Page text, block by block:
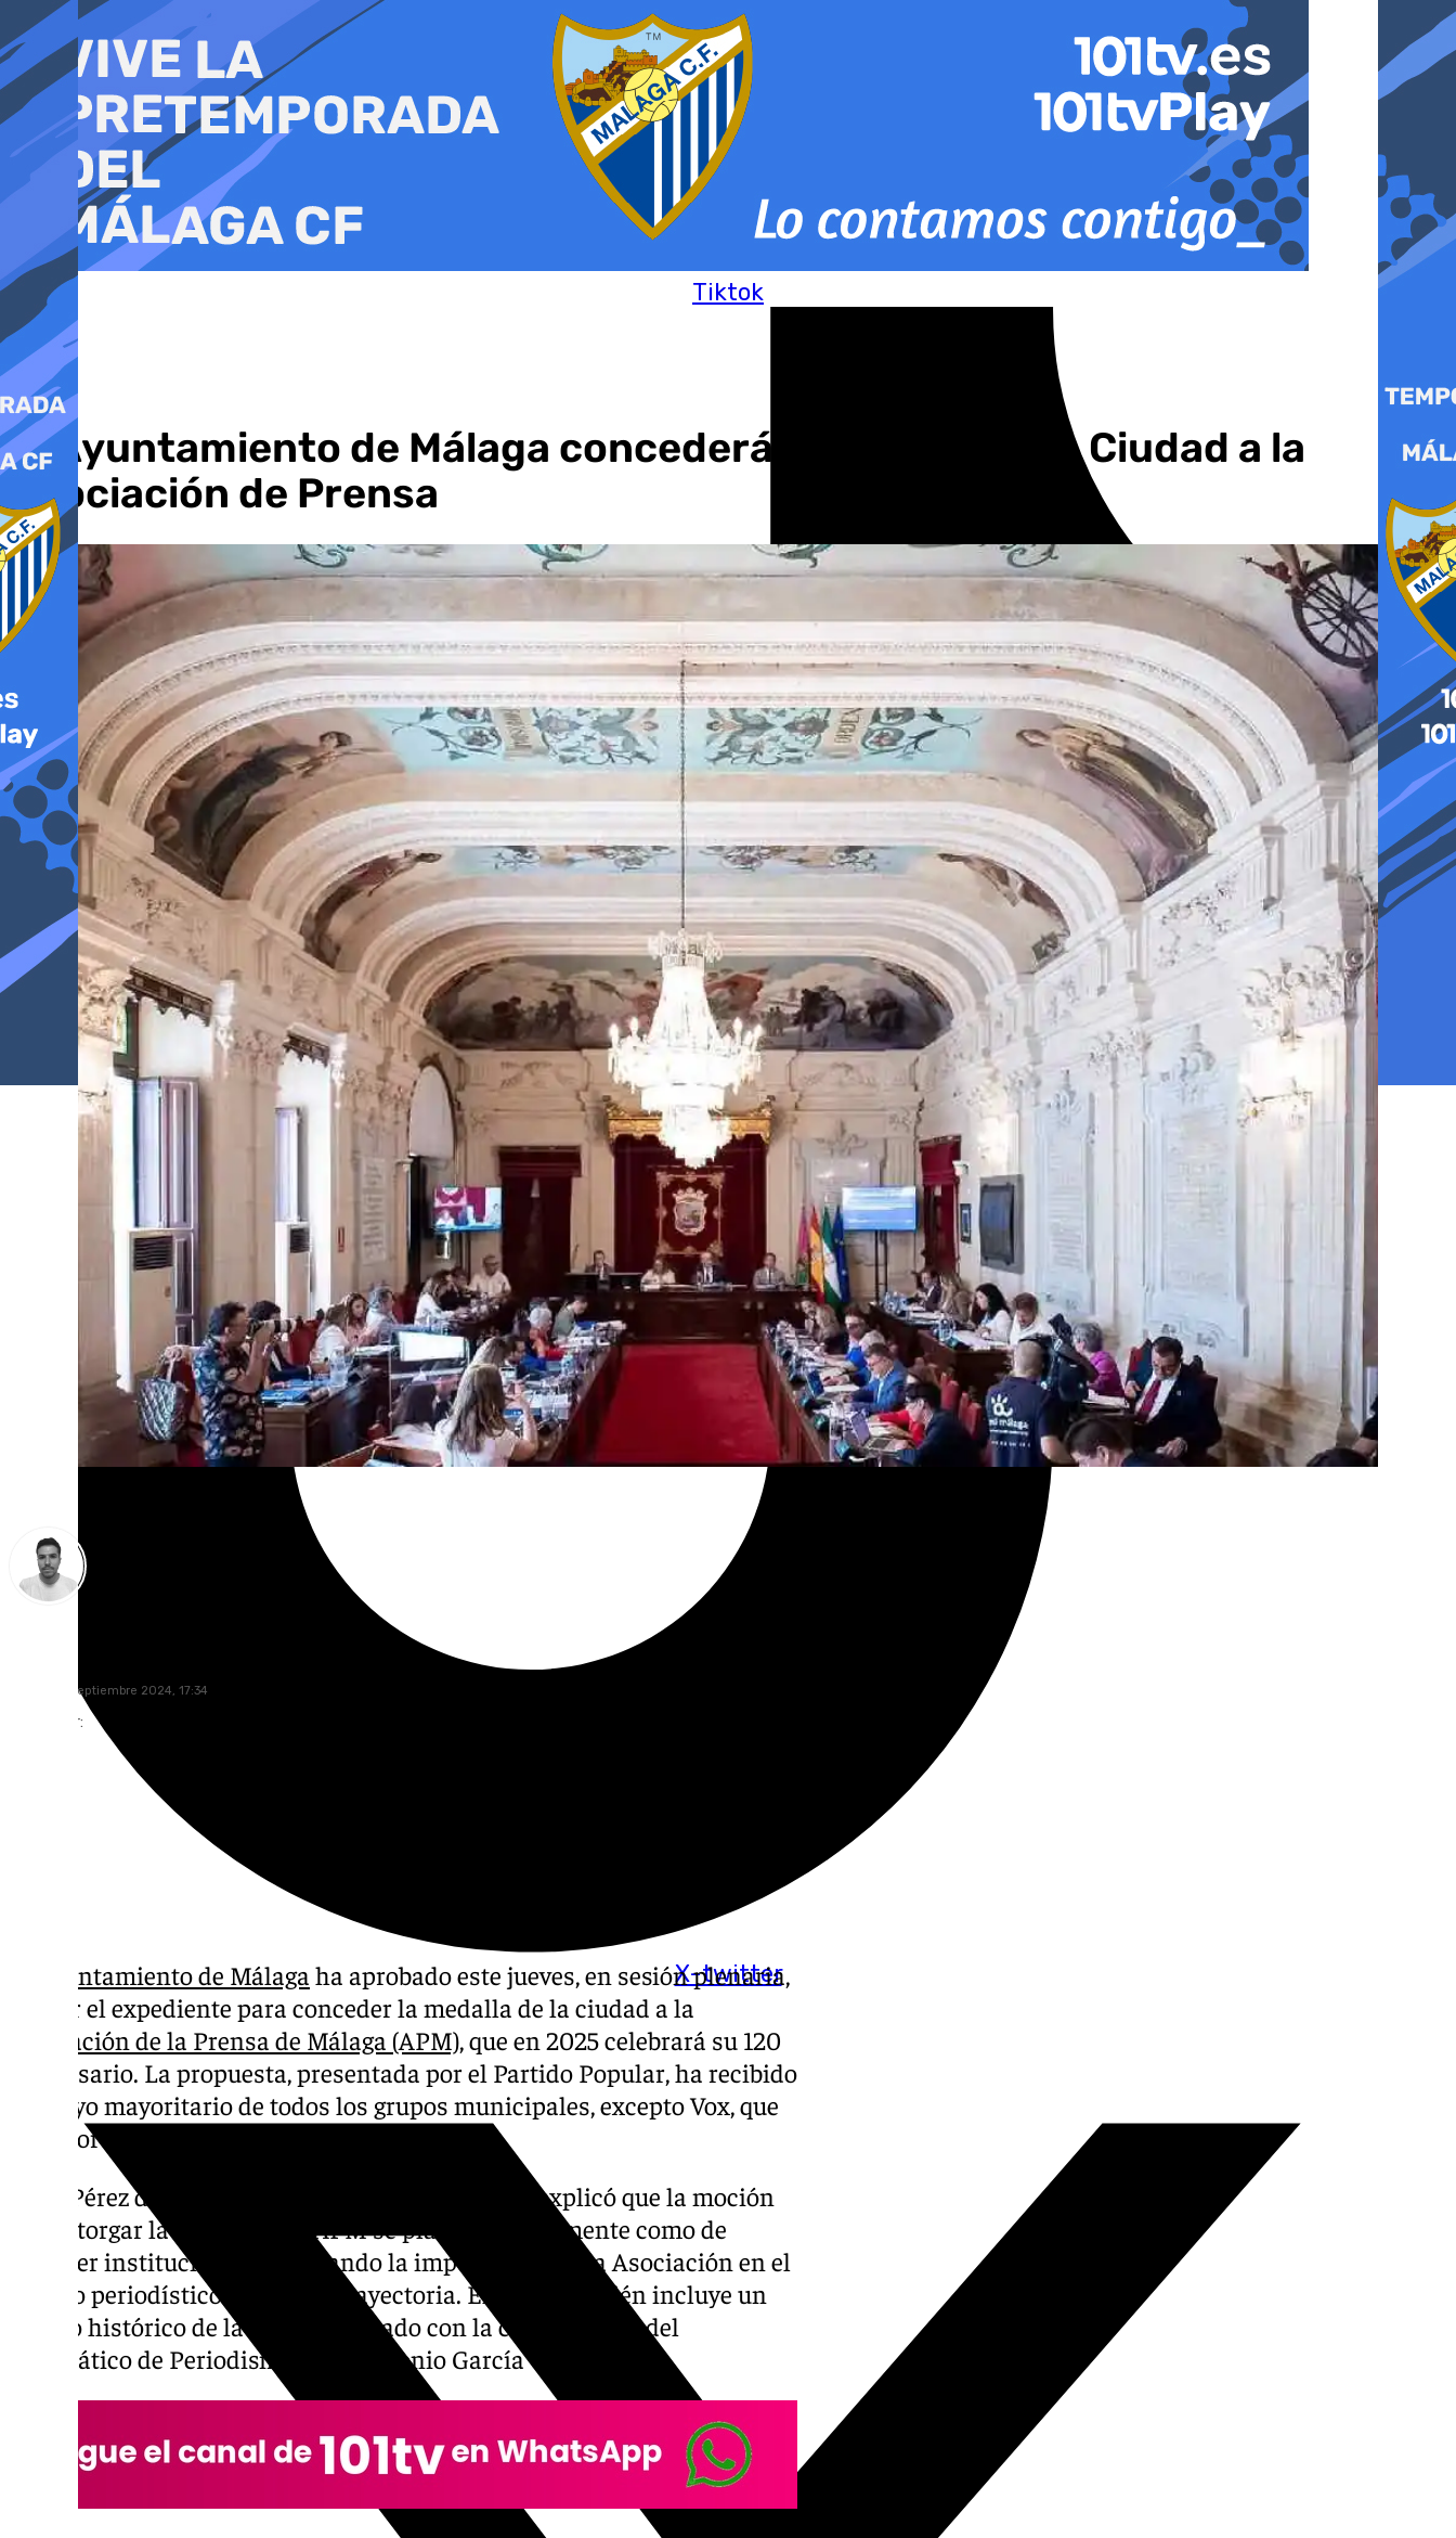
al
contenido
Tiktok
X-twitter
El Ayuntamiento de Málaga concederá la Medalla de la Ciudad a la
Asociación de Prensa
jueves, 26 septiembre 2024, 17:34
Compartir:
Ayuntamiento de Málaga ha aprobado este jueves, en sesión plenaria,
iniciar el expediente para conceder la medalla de la ciudad a la
Asociación de la Prensa de Málaga (APM), que en 2025 celebrará su 120
aniversario. La propuesta, presentada por el Partido Popular, ha recibido
el apoyo mayoritario de todos los grupos municipales, excepto Vox, que
optó por abstenerse.
Elisa Pérez de Siles, primera teniente de alcalde, explicó que la moción
para otorgar la medalla a la APM se planteó inicialmente como de
carácter institucional, destacando la importancia de la Asociación en el
ámbito periodístico y su larga trayectoria. El texto también incluye un
repaso histórico de la APM, elaborado con la colaboración del
catedrático de Periodismo Juan Antonio García Galindo.